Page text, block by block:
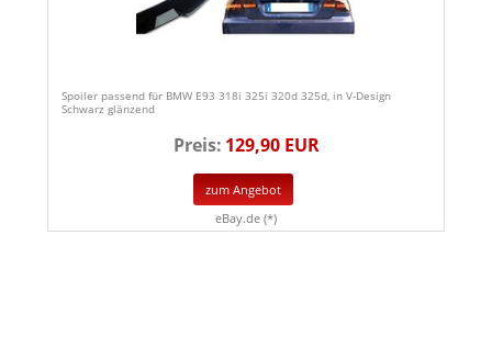
Spoiler passend für BMW E93 318i 325i 320d 325d, in V-Design
Schwarz glänzend
Preis: 129,90 EUR
zum Angebot
eBay.de (*)